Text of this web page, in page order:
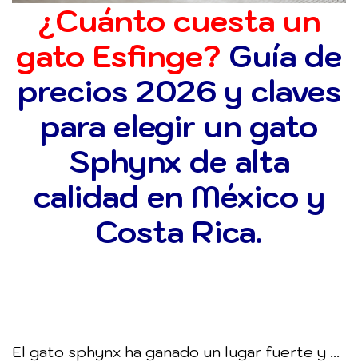
¿Cuánto cuesta un
gato Esfinge? Guía de
precios 2026 y claves
para elegir un gato
Sphynx de alta
calidad en México y
Costa Rica.
El gato sphynx ha ganado un lugar fuerte y ...